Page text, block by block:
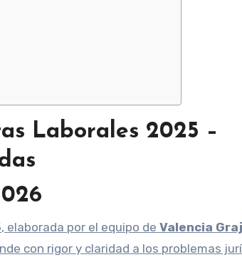
Laborales 2025 –
, elaborada por el equipo de Valencia
con rigor y claridad a los problemas